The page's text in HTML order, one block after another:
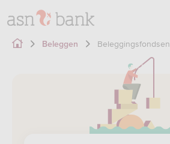
Beleggen Beleggingsfondsen